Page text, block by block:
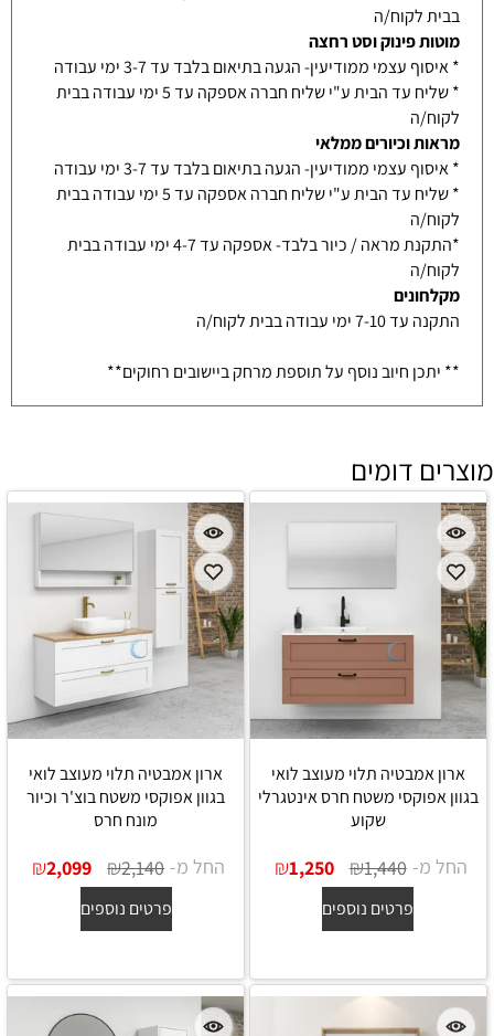
בבית לקוח/ה
מוטות פינוק וסט רחצה
* איסוף עצמי ממודיעין- הגעה בתיאום בלבד עד 3-7 ימי עבודה
* שליח עד הבית ע"י שליח חברה אספקה עד 5 ימי עבודה בבית
לקוח/ה
מראות וכיורים ממלאי
* איסוף עצמי ממודיעין- הגעה בתיאום בלבד עד 3-7 ימי עבודה
* שליח עד הבית ע"י שליח חברה אספקה עד 5 ימי עבודה בבית
לקוח/ה
*התקנת מראה / כיור בלבד- אספקה עד 4-7 ימי עבודה בבית
לקוח/ה
מקלחונים
התקנה עד 7-10 ימי עבודה בבית לקוח/ה
** יתכן חיוב נוסף על תוספת מרחק ביישובים רחוקים**
מוצרים דומים
ארון אמבטיה תלוי מעוצב לואי
בגוון אפוקסי משטח חרס אינטגרלי
שקוע
החל מ- ₪1,440
₪1,250
פרטים נוספים
ארון אמבטיה תלוי מעוצב לואי
בגוון אפוקסי משטח בוצ'ר וכיור
מונח חרס
החל מ- ₪2,140
₪2,099
פרטים נוספים